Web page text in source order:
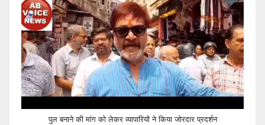
पुल बनाने की मांग को लेकर व्यापारियों ने किया जोरदार प्रदर्शन